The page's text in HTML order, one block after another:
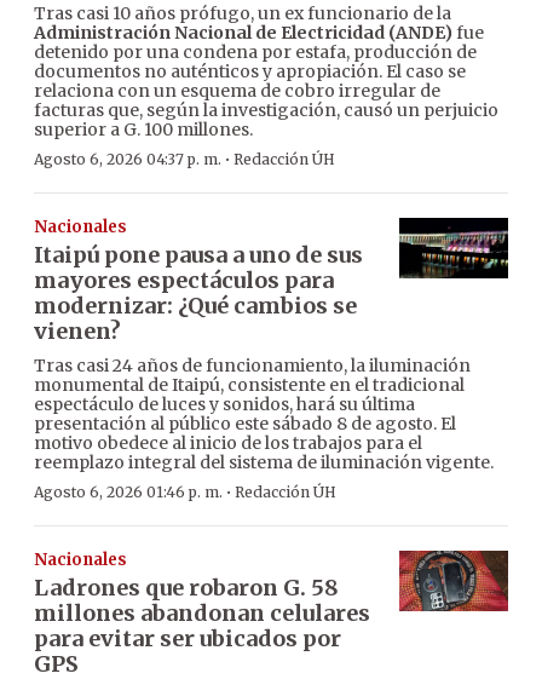
Tras casi 10 años prófugo, un ex funcionario de la
Administración Nacional de Electricidad (ANDE)fue
detenido por una condena por estafa, producción de
documentos no auténticos y apropiación. El caso se
relaciona con un esquema de cobro irregular de
facturas que, según la investigación, causó un perjuicio
superior a G. 100 millones.
Agosto 6, 2026 04:37 p. m. · Redacción ÚH
Nacionales
Itaipú pone pausa a uno de sus
mayores espectáculos para
modernizar: ¿Qué cambios se
vienen?
Tras casi 24 años de funcionamiento, la iluminación
monumental de Itaipú, consistente en el tradicional
espectáculo de luces y sonidos, hará su última
presentación al público este sábado 8 de agosto. El
motivo obedece al inicio de los trabajos para el
reemplazo integral del sistema de iluminación vigente.
Agosto 6, 2026 01:46 p. m. · Redacción ÚH
Nacionales
Ladrones que robaron G. 58
millones abandonan celulares
para evitar ser ubicados por
GPS